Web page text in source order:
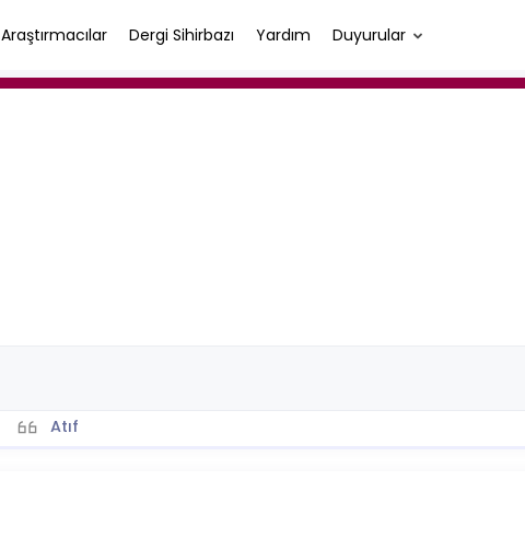
Araştırmacılar Dergi Sihirbazı Yardım Duyurular
Atıf